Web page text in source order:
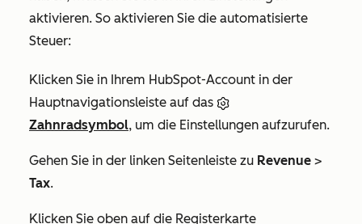
aktivieren. So aktivieren Sie die automatisierte
Steuer:
Klicken Sie in Ihrem HubSpot-Account in der
Hauptnavigationsleiste auf das
Zahnradsymbol, um die Einstellungen aufzurufen.
Gehen Sie in der linken Seitenleiste zu Revenue >
Tax.
Klicken Sie oben auf die Registerkarte